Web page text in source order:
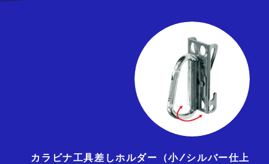
カラビナ工具差しホルダー（小/シルバー仕上